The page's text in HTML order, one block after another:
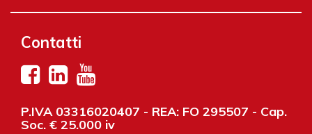
Contatti
P.IVA 03316020407 - REA: FO 295507 - Cap.
Soc. € 25.000 iv